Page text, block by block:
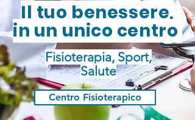
Il tuo benessere,
in un unico centro
Fisioterapia, Sport,
Salute
Centro Fisioterapico